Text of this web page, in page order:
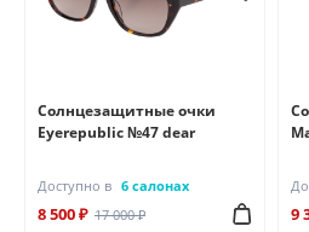
Солнцезащитные очки
Eyerepublic №47 dear
Доступно в 6 салонах
8 500 ₽ 17 000 ₽ 9